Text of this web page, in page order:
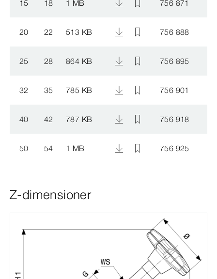
15 18 1 MB 756 871
20 22 513 KB 756 888
25 28 864 KB 756 895
32 35 785 KB 756 901
40 42 787 KB 756 918
50 54 1 MB 756 925
Z-dimensioner